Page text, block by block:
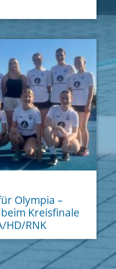
Olympia –
Kreisfinale
HD/RNK